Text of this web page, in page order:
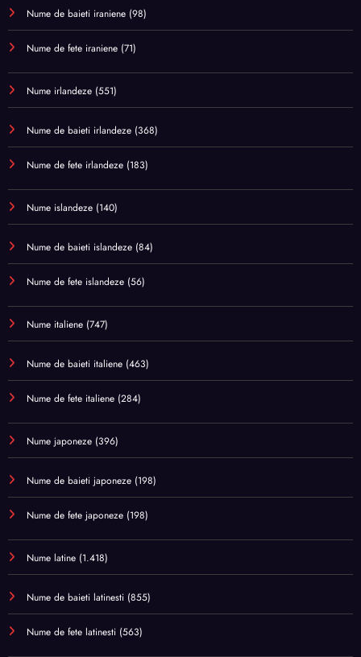
Nume de baieti iraniene (98)
Nume de fete iraniene (71)
Nume irlandeze (551)
Nume de baieti irlandeze (368)
Nume de fete irlandeze (183)
Nume islandeze (140)
Nume de baieti islandeze (84)
Nume de fete islandeze (56)
Nume italiene (747)
Nume de baieti italiene (463)
Nume de fete italiene (284)
Nume japoneze (396)
Nume de baieti japoneze (198)
Nume de fete japoneze (198)
Nume latine (1.418)
Nume de baieti latinesti (855)
Nume de fete latinesti (563)